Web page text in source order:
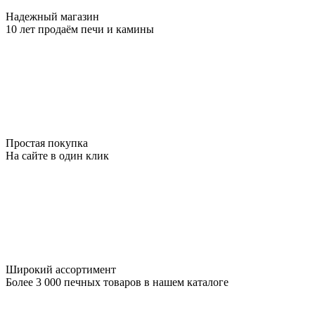
Надежный магазин
10 лет продаём печи и камины
Простая покупка
На сайте в один клик
Широкий ассортимент
Более 3 000 печных товаров в нашем каталоге